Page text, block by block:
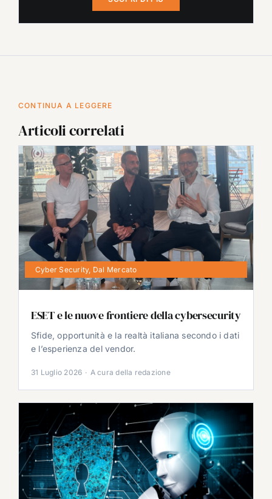
CONTINUA A LEGGERE
Articoli correlati
Cyber Security, Dal Mercato
ESET e le nuove frontiere della cybersecurity
Sfide, opportunità e la realtà italiana secondo i dati
e l’esperienza del vendor.
31 Luglio 2026 · A cura della redazione